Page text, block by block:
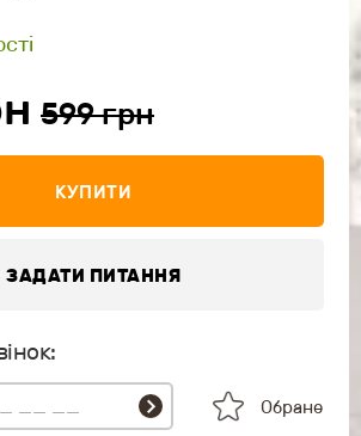
599 грн
КУПИТИ
ЗАДАТИ ПИТАННЯ
Обране